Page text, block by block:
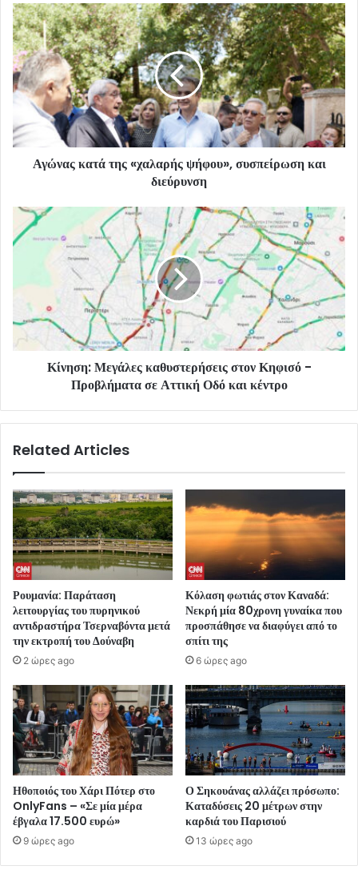
Αγώνας κατά της «χαλαρής ψήφου», συσπείρωση και
διεύρυνση
Κίνηση: Μεγάλες καθυστερήσεις στον Κηφισό -
Προβλήματα σε Αττική Οδό και κέντρο
Related Articles
Ρουμανία: Παράταση
λειτουργίας του πυρηνικού
αντιδραστήρα Τσερναβόντα μετά
την εκτροπή του Δούναβη
2 ώρες ago
Κόλαση φωτιάς στον Καναδά:
Νεκρή μία 80χρονη γυναίκα που
προσπάθησε να διαφύγει από το
σπίτι της
6 ώρες ago
Ηθοποιός του Χάρι Πότερ στο
OnlyFans – «Σε μία μέρα
έβγαλα 17.500 ευρώ»
9 ώρες ago
Ο Σηκουάνας αλλάζει πρόσωπο:
Καταδύσεις 20 μέτρων στην
καρδιά του Παρισιού
13 ώρες ago